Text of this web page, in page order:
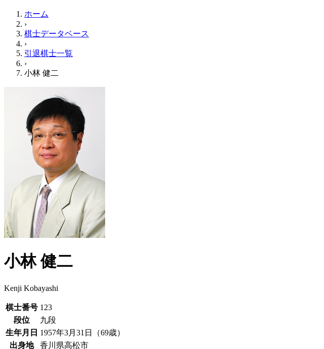
ホーム
›
棋士データベース
›
引退棋士一覧
›
小林 健二
小林 健二
Kenji Kobayashi
棋士番号 123
段位
九段
生年月日 1957年3月31日（69歳）
出身地
香川県高松市